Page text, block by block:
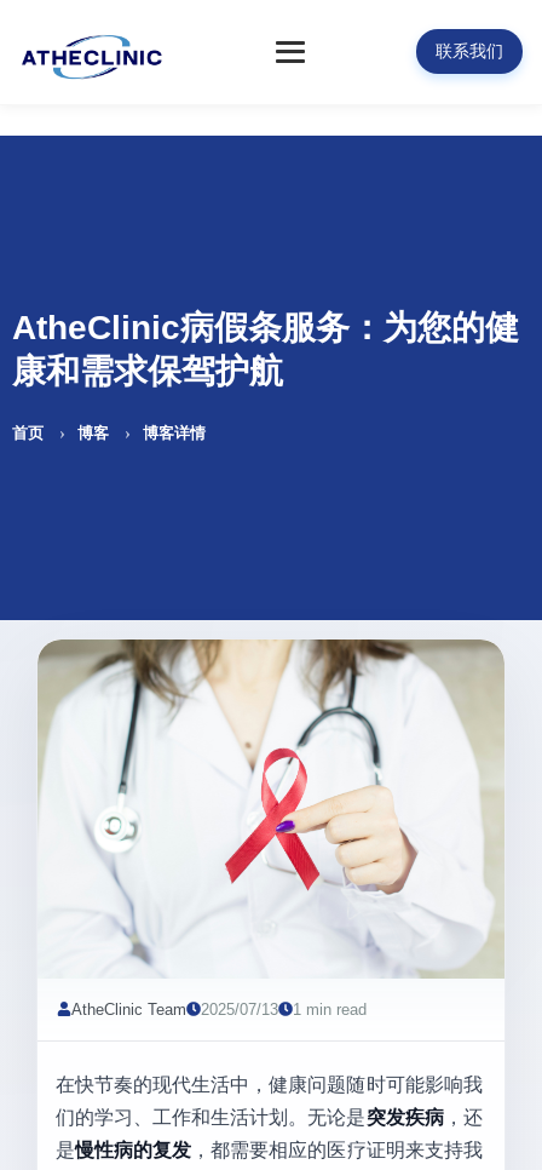
联系我们
AtheClinic病假条服务：为您的健
康和需求保驾护航
首页 博客 博客详情
AtheClinic Team 2025/07/13 1 min read
在快节奏的现代生活中，健康问题随时可能影响我
们的学习、工作和生活计划。无论是突发疾病，还
是慢性病的复发 ，都需要相应的医疗证明来支持我